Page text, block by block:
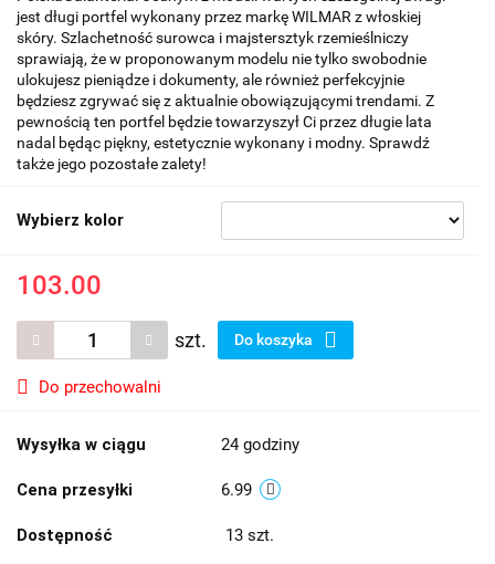
jest długi portfel wykonany przez markę WILMAR z włoskiej
skóry. Szlachetność surowca i majstersztyk rzemieślniczy
sprawiają, że w proponowanym modelu nie tylko swobodnie
ulokujesz pieniądze i dokumenty, ale również perfekcyjnie
będziesz zgrywać się z aktualnie obowiązującymi trendami. Z
pewnością ten portfel będzie towarzyszył Ci przez długie lata
nadal będąc piękny, estetycznie wykonany i modny. Sprawdź
także jego pozostałe zalety!
Wybierz kolor
103.00
szt. Do koszyka
Do przechowalni
Wysyłka w ciągu 24 godziny
Cena przesyłki 6.99
Dostępność 13 szt.